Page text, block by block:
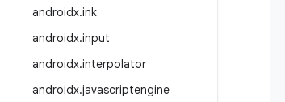
androidx.ink
androidx.input
androidx.interpolator
androidx.javascriptengine